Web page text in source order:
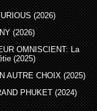
(2026)
(2026)
OMNISCIENT: La
(2025)
AUTRE CHOIX (2025)
PHUKET (2024)